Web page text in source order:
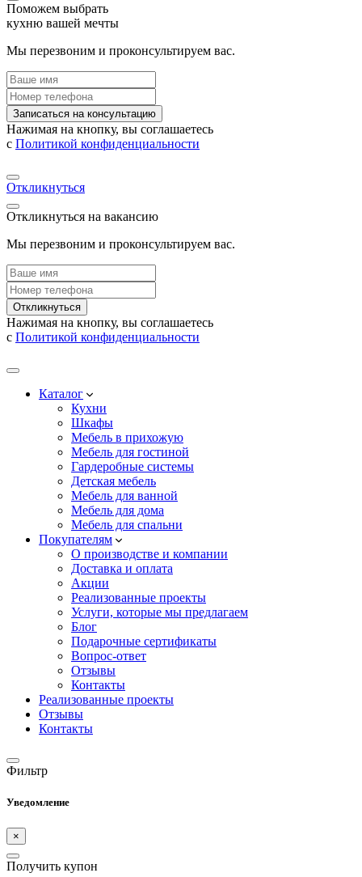
Поможем выбрать
кухню вашей мечты
Мы перезвоним и проконсультируем вас.
Записаться на консультацию
Нажимая на кнопку, вы соглашаетесь
с Политикой конфиденциальности
Откликнуться
Откликнуться на вакансию
Мы перезвоним и проконсультируем вас.
Откликнуться
Нажимая на кнопку, вы соглашаетесь
с Политикой конфиденциальности
Каталог
Кухни
Шкафы
Мебель в прихожую
Мебель для гостиной
Гардеробные системы
Детская мебель
Мебель для ванной
Мебель для дома
Мебель для спальни
Покупателям
О производстве и компании
Доставка и оплата
Акции
Реализованные проекты
Услуги, которые мы предлагаем
Блог
Подарочные сертификаты
Вопрос-ответ
Отзывы
Контакты
Реализованные проекты
Отзывы
Контакты
Фильтр
Уведомление
×
Получить купон